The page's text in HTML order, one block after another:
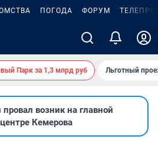
ПОГОДА ФОРУМ
Парк за 1,3 млрд руб Льготный
возник на главной
Кемерова